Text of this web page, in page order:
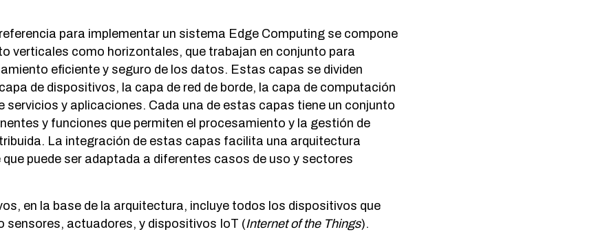
para implementar un sistema Edge Computing se compone
verticales como horizontales, que trabajan en conjunto para
eficiente y seguro de los datos. Estas capas se dividen
de dispositivos, la capa de red de borde, la capa de computación
servicios y aplicaciones. Cada una de estas capas tiene un conjunto
y funciones que permiten el procesamiento y la gestión de
La integración de estas capas facilita una arquitectura
puede ser adaptada a diferentes casos de uso y sectores
en la base de la arquitectura, incluye todos los dispositivos que
sensores, actuadores, y dispositivos IoT (Internet of the Things).